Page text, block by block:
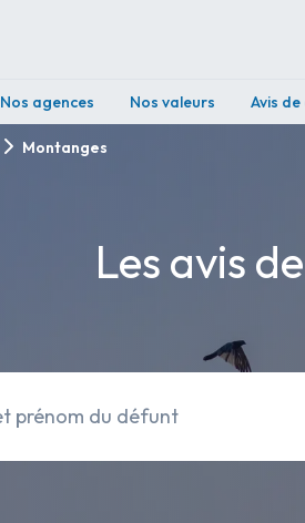
Nos agences Nos valeurs Avis de
Montanges
Les avis